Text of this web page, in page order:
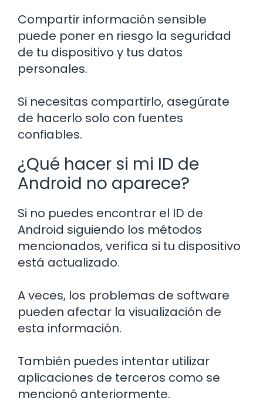
Compartir información sensible
puede poner en riesgo la seguridad
de tu dispositivo y tus datos
personales.
Si necesitas compartirlo, asegúrate
de hacerlo solo con fuentes
confiables.
¿Qué hacer si mi ID de
Android no aparece?
Si no puedes encontrar el ID de
Android siguiendo los métodos
mencionados, verifica si tu dispositivo
está actualizado.
A veces, los problemas de software
pueden afectar la visualización de
esta información.
También puedes intentar utilizar
aplicaciones de terceros como se
mencionó anteriormente.